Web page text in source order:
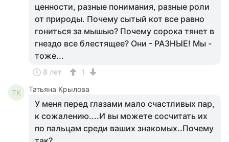
ценности, разные понимания, разные роли
от природы. Почему сытый кот все равно
гониться за мышью? Почему сорока тянет в
гнездо все блестящее? Они - РАЗНЫЕ! Мы -
тоже...
8 лет 1
ТК Татьяна Крылова
У меня перед глазами мало счастливых пар,
к сожалению....И вы можете сосчитать их
по пальцам среди ваших знакомых..Почему